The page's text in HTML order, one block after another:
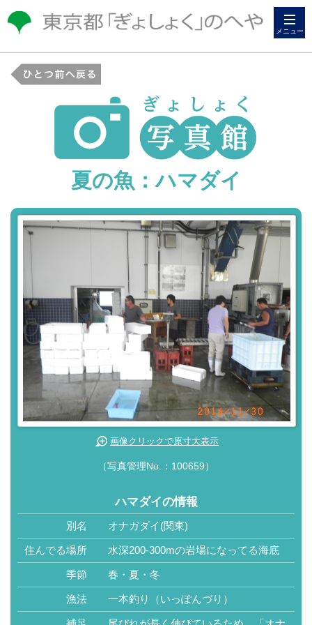
メニュー
夏の魚：ハマダイ
画像クリックで原寸大表示
（写真管理No.：100659）
ハマダイの情報
別名 オナガダイ(関東)
住んでる場所 水深200-300mの岩場になってる海底
季節 春・夏・冬
漁法 一本釣り（いっぽんづり）